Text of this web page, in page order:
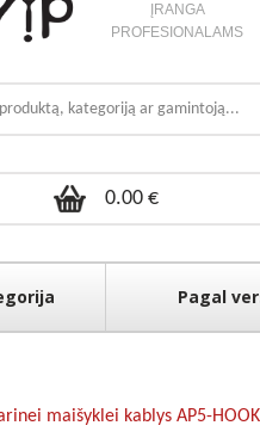
ĮRANGA
PROFESIONALAMS
0.00 €
Pagal
maišyklei kablys AP5-HOOK